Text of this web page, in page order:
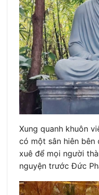
Xung quanh khuôn
có một sân hiên bên
xuê để mọi người
nguyện trước Đức